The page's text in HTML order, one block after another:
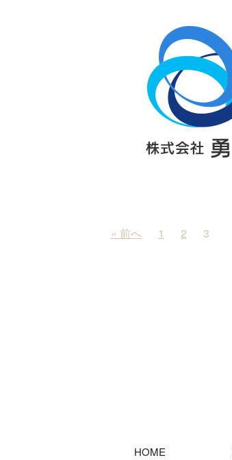
« 前へ 1 2 3
HOME